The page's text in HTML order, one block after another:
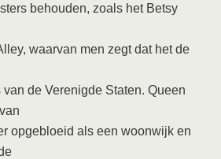
behouden, zoals het Betsy
waarvan men zegt dat het de
de Verenigde Staten. Queen
opgebloeid als een woonwijk en